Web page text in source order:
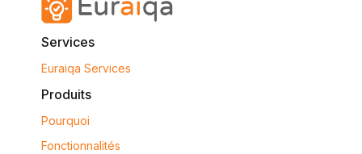
Services
Euraiqa Services
Produits
Pourquoi
Fonctionnalités